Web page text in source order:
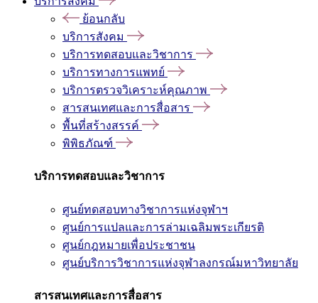
ย้อนกลับ
บริการสังคม
บริการทดสอบและวิชาการ
บริการทางการแพทย์
บริการตรวจวิเคราะห์คุณภาพ
สารสนเทศและการสื่อสาร
พื้นที่สร้างสรรค์
พิพิธภัณฑ์
บริการทดสอบและวิชาการ
ศูนย์ทดสอบทางวิชาการแห่งจุฬาฯ
ศูนย์การแปลและการล่ามเฉลิมพระเกียรติ
ศูนย์กฎหมายเพื่อประชาชน
ศูนย์บริการวิชาการแห่งจุฬาลงกรณ์มหาวิทยาลัย
สารสนเทศและการสื่อสาร